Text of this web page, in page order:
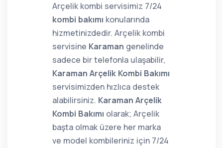
Arçelik kombi servisimiz 7/24
kombi bakımı konularında
hizmetinizdedir. Arçelik kombi
servisine Karaman genelinde
sadece bir telefonla ulaşabilir,
Karaman Arçelik Kombi Bakımı
servisimizden hızlıca destek
alabilirsiniz. Karaman Arçelik
Kombi Bakımı olarak; Arçelik
başta olmak üzere her marka
ve model kombileriniz için 7/24